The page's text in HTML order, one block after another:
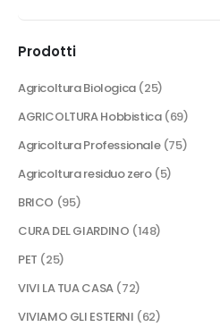
Prodotti
Agricoltura Biologica (25)
AGRICOLTURA Hobbistica (69)
Agricoltura Professionale (75)
Agricoltura residuo zero (5)
BRICO (95)
CURA DEL GIARDINO (148)
PET (25)
VIVI LA TUA CASA (72)
VIVIAMO GLI ESTERNI (62)